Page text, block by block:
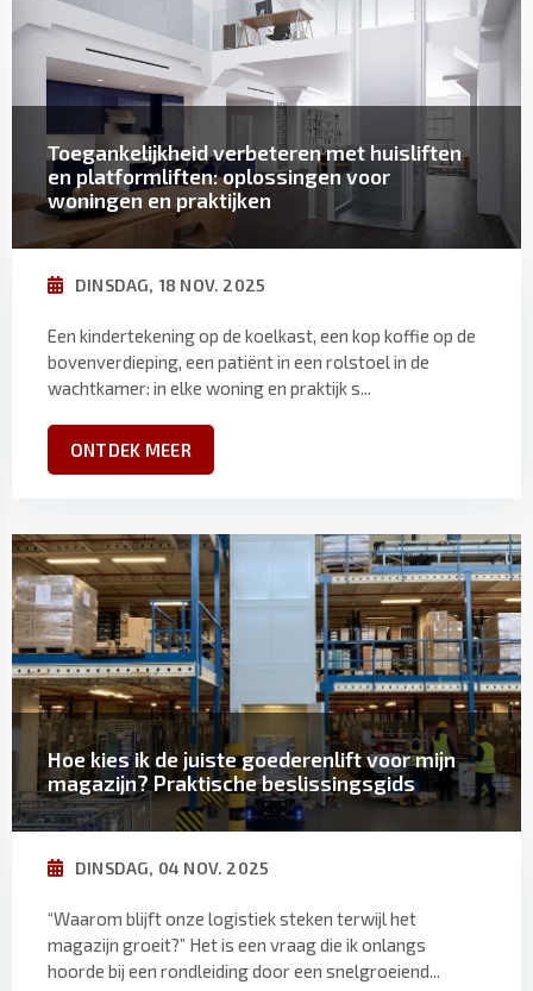
Toegankelijkheid verbeteren met huisliften
en platformliften: oplossingen voor
woningen en praktijken
DINSDAG, 18 NOV. 2025
Een kindertekening op de koelkast, een kop koffie op de
bovenverdieping, een patiënt in een rolstoel in de
wachtkamer: in elke woning en praktijk s...
ONTDEK MEER
Hoe kies ik de juiste goederenlift voor mijn
magazijn? Praktische beslissingsgids
DINSDAG, 04 NOV. 2025
“Waarom blijft onze logistiek steken terwijl het
magazijn groeit?” Het is een vraag die ik onlangs
hoorde bij een rondleiding door een snelgroeiend...